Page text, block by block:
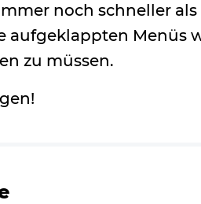
noch schneller
aufgeklappten Menüs
zu müssen.